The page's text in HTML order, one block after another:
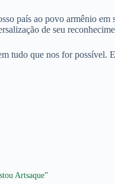
país ao povo armênio
de seu
tudo que nos for possível.
Artsaque”